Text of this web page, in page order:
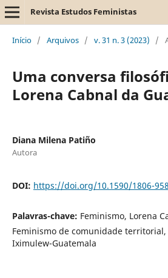
Revista Estudos Feministas
Início / Arquivos / v. 31 n. 3 (2023) /
Uma conversa
Lorena Cabnal da
Diana Milena Patiño
Autora
DOI: https://doi.org/10.1590/1806-
Palavras-chave: Feminismo, Lorena
Feminismo de comunidade
Iximulew-Guatemala